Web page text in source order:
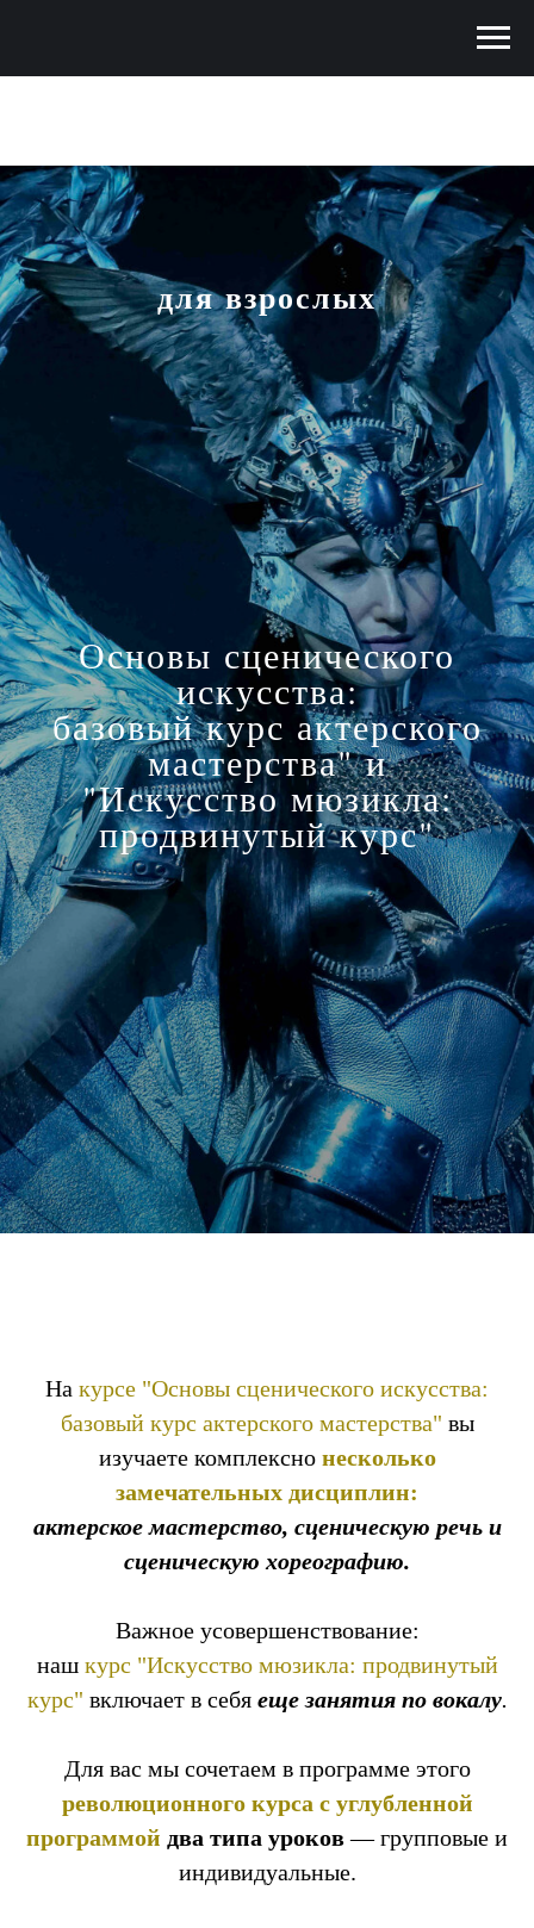
Основы сценического
искусства:
базовый курс актерского
мастерства" и
"Искусство мюзикла:
продвинутый курс"
для взрослых
На курсе "Основы сценического искусства:
базовый курс актерского мастерства" вы
изучаете комплексно несколько
замечательных дисциплин:
актерское мастерство, сценическую речь и
сценическую хореографию.
Важное усовершенствование:
наш курс "Искусство мюзикла: продвинутый
курс" включает в себя еще занятия по вокалу.
Для вас мы сочетаем в программе этого
революционного курса с углубленной
программой два типа уроков — групповые и
индивидуальные.